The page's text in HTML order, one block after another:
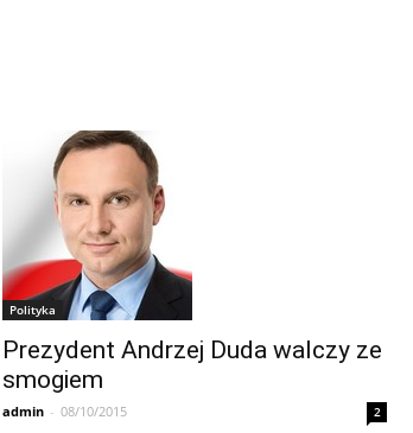
Polityka
Prezydent Andrzej Duda walczy ze
smogiem
admin - 08/10/2015 2